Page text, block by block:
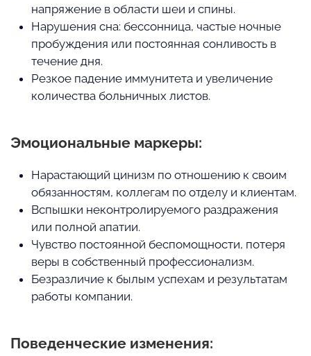
напряжение в области шеи и спины.
Нарушения сна: бессонница, частые ночные
пробуждения или постоянная сонливость в
течение дня.
Резкое падение иммунитета и увеличение
количества больничных листов.
Эмоциональные маркеры:
Нарастающий цинизм по отношению к своим
обязанностям, коллегам по отделу и клиентам.
Вспышки неконтролируемого раздражения
или полной апатии.
Чувство постоянной беспомощности, потеря
веры в собственный профессионализм.
Безразличие к былым успехам и результатам
работы компании.
Поведенческие изменения: